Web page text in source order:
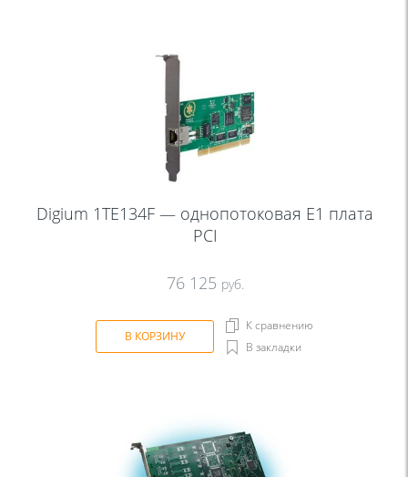
Digium 1TE134F — однопотоковая Е1 плата
PCI
76 125 руб.
В КОРЗИНУ
К сравнению
В закладки